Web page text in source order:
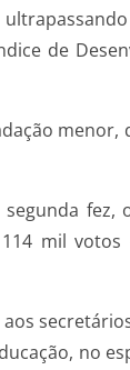
de
menor,
fez,
mil votos
no